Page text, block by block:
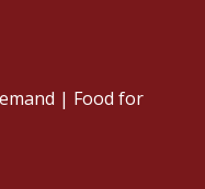
| Food for